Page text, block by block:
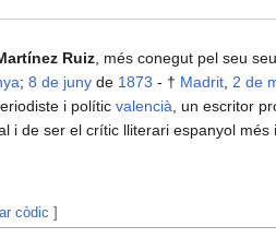
Ruiz , més conegut pel seu
; 8 de juny de 1873 - † Madrit 2 de
i polític valencià , un escritor
i de ser el crític lliterari espanyol més
còdic ]